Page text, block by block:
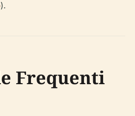
).
Frequenti